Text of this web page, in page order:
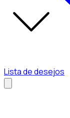
Lista de desejos